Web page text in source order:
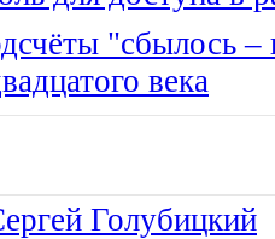
"сбылось
века
Голубицкий